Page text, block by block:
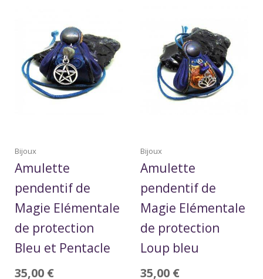
Bijoux
Amulette
pendentif de
Magie Elémentale
de protection
Bleu et Pentacle
35,00 €
Bijoux
Amulette
pendentif de
Magie Elémentale
de protection
Loup bleu
35,00 €